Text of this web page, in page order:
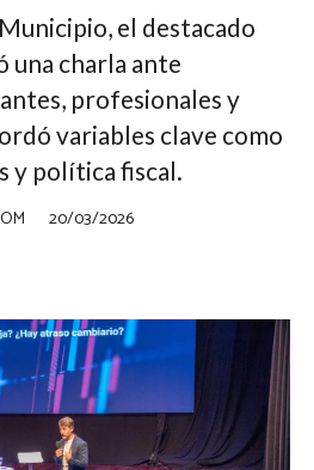
el destacado
una charla ante
profesionales y
variables clave como
y política fiscal.
20/03/2026